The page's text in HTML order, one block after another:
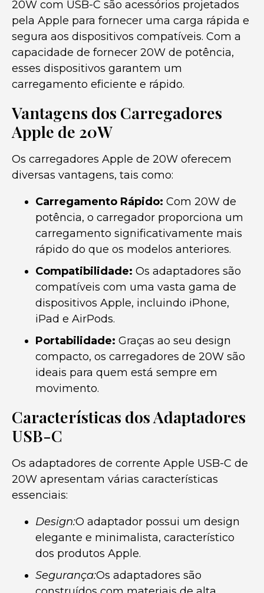
20W com USB-C são acessórios projetados
pela Apple para fornecer uma carga rápida e
segura aos dispositivos compatíveis. Com a
capacidade de fornecer 20W de potência,
esses dispositivos garantem um
carregamento eficiente e rápido.
Vantagens dos Carregadores
Apple de 20W
Os carregadores Apple de 20W oferecem
diversas vantagens, tais como:
Carregamento Rápido: Com 20W de
potência, o carregador proporciona um
carregamento significativamente mais
rápido do que os modelos anteriores.
Compatibilidade: Os adaptadores são
compatíveis com uma vasta gama de
dispositivos Apple, incluindo iPhone,
iPad e AirPods.
Portabilidade: Graças ao seu design
compacto, os carregadores de 20W são
ideais para quem está sempre em
movimento.
Características dos Adaptadores
USB-C
Os adaptadores de corrente Apple USB-C de
20W apresentam várias características
essenciais:
Design:O adaptador possui um design
elegante e minimalista, característico
dos produtos Apple.
Segurança:Os adaptadores são